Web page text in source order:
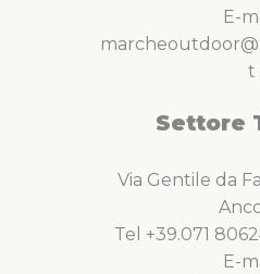
E-
t
Settore
Via Gentile da
Tel +39.071
E-